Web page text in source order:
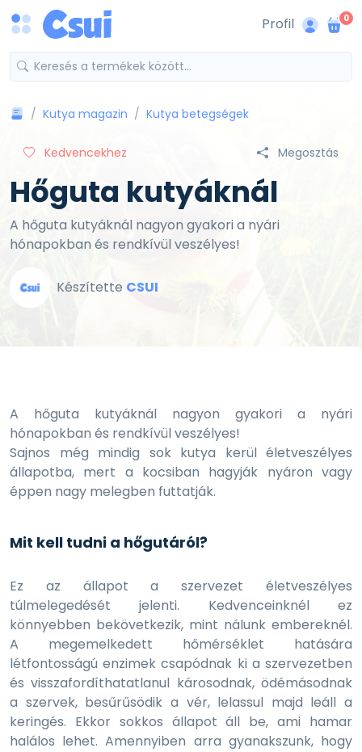
Profil 0
Kutya magazin Kutya betegségek
Kedvencekhez Megosztás
Hőguta kutyáknál
A hőguta kutyáknál nagyon gyakori a nyári
hónapokban és rendkívül veszélyes!
Készítette CSUI
A hőguta kutyáknál nagyon gyakori a nyári
hónapokban és rendkívül veszélyes!
Sajnos még mindig sok kutya kerül életveszélyes
állapotba, mert a kocsiban hagyják nyáron vagy
éppen nagy melegben futtatják.
Mit kell tudni a hőgutáról?
Ez az állapot a szervezet életveszélyes
túlmelegedését jelenti. Kedvenceinknél ez
könnyebben bekövetkezik, mint nálunk embereknél.
A megemelkedett hőmérséklet hatására
létfontosságú enzimek csapódnak ki a szervezetben
és visszafordíthatatlanul károsodnak, ödémásodnak
a szervek, besűrűsödik a vér, lelassul majd leáll a
keringés. Ekkor sokkos állapot áll be, ami hamar
halálos lehet. Amennyiben arra gyanakszunk, hogy